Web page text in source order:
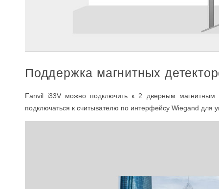
Поддержка магнитных
Fanvil i33V можно подключить к 2 дверным магнитным
подключаться к считывателю по интерфейсу Wiegand для